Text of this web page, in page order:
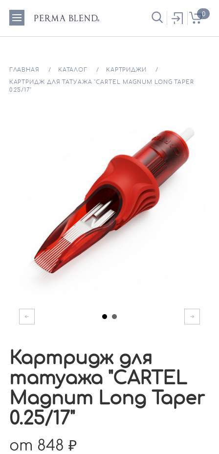
0
ГЛАВНАЯ КАТАЛОГ КАРТРИДЖИ
КАРТРИДЖ ДЛЯ ТАТУАЖА "CARTEL MAGNUM LONG TAPER
0.25/17"
Картридж для
татуажа "CARTEL
Magnum Long Taper
0.25/17"
от 848